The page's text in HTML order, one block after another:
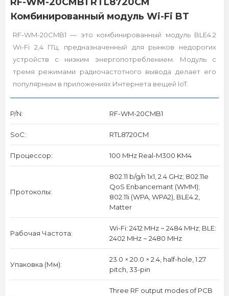
Комбинированный модуль Wi-Fi BT
RF-WM-20CMB1 — это комбинированный модуль BLE4.2
Wi-Fi 2,4 ГГц, предназначенный для рынков недорогих
устройств с низким энергопотреблением. Модуль с
тремя режимами радиочастотного вывода делает его
популярным в приложениях Интернета вещей IoT.
P/N: RF-WM-20CMB1
SoC: RTL8720CM
Процессор: 100 MHz Real-M300 KM4
Протоколы:
802.11 b/g/n 1x1, 2.4 GHz; 802.11e
QoS Enbancemant (WMM);
802.11i (WPA, WPA2), BLE4.2,
Matter
Рабочая Частота:
Wi-Fi: 2412 MHz ~ 2484 MHz; BLE:
2402 MHz ~ 2480 MHz
Упаковка (мм):
23.0 × 20.0 × 2.4, half-hole, 1.27
pitch, 33-pin
Three RF output modes of PCB